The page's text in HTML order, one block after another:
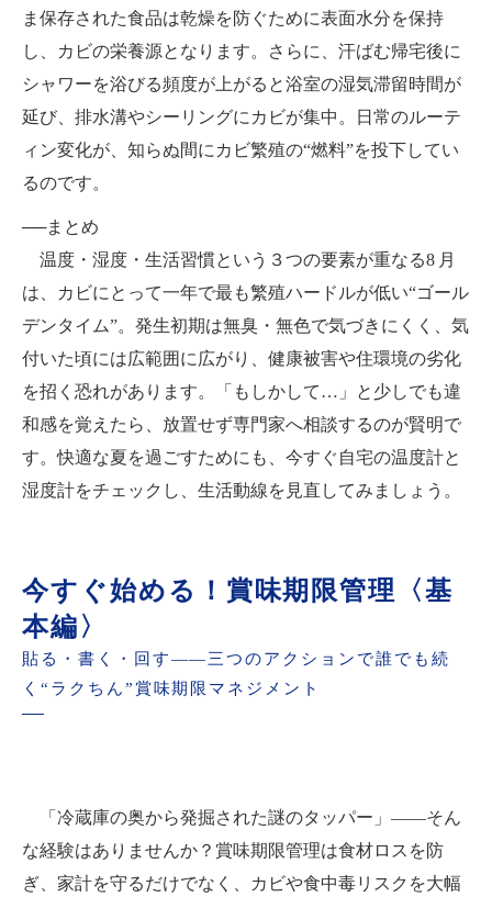
ま保存された食品は乾燥を防ぐために表面水分を保持
し、カビの栄養源となります。さらに、汗ばむ帰宅後に
シャワーを浴びる頻度が上がると浴室の湿気滞留時間が
延び、排水溝やシーリングにカビが集中。日常のルーテ
ィン変化が、知らぬ間にカビ繁殖の“燃料”を投下してい
るのです。
──まとめ
温度・湿度・生活習慣という３つの要素が重なる8 月
は、カビにとって一年で最も繁殖ハードルが低い“ゴール
デンタイム”。発生初期は無臭・無色で気づきにくく、気
付いた頃には広範囲に広がり、健康被害や住環境の劣化
を招く恐れがあります。「もしかして…」と少しでも違
和感を覚えたら、放置せず専門家へ相談するのが賢明で
す。快適な夏を過ごすためにも、今すぐ自宅の温度計と
湿度計をチェックし、生活動線を見直してみましょう。
今すぐ始める！賞味期限管理〈基
本編〉
貼る・書く・回す――三つのアクションで誰でも続
く“ラクちん”賞味期限マネジメント
「冷蔵庫の奥から発掘された謎のタッパー」――そん
な経験はありませんか？賞味期限管理は食材ロスを防
ぎ、家計を守るだけでなく、カビや食中毒リスクを大幅